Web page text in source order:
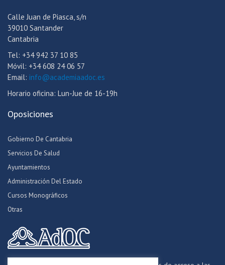
Calle Juan de Piasca, s/n
39010 Santander
Cantabria
Tel: +34 942 37 10 85
Móvil: +34 608 24 06 57
Email: info@academiaadoc.es
Horario oficina: Lun-Jue de 16-19h
Oposiciones
Gobierno De Cantabria
Servicios De Salud
Ayuntamientos
Administración Del Estado
Cursos Monográficos
Otras